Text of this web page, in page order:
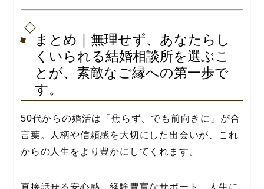
まとめ｜無理せず、あなたらし
くいられる結婚相談所を選ぶこ
とが、素敵なご縁への第一歩で
す。
50代からの婚活は「焦らず、でも前向きに」が合
言葉。人柄や信頼感を大切にした出会いが、これ
からの人生をより豊かにしてくれます。